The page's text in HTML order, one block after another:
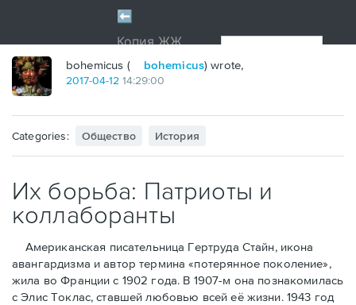
bohemicus ( bohemicus) wrote,
2017-04-12 14:29:00
Categories: Общество История
Их борьба: Патриоты и
коллаборанты
Американская писательница Гертруда Стайн, икона
авангардизма и автор термина «потерянное поколение»,
жила во Франции с 1902 года. В 1907-м она познакомилась
с Элис Токлас, ставшей любовью всей её жизни. 1943 год